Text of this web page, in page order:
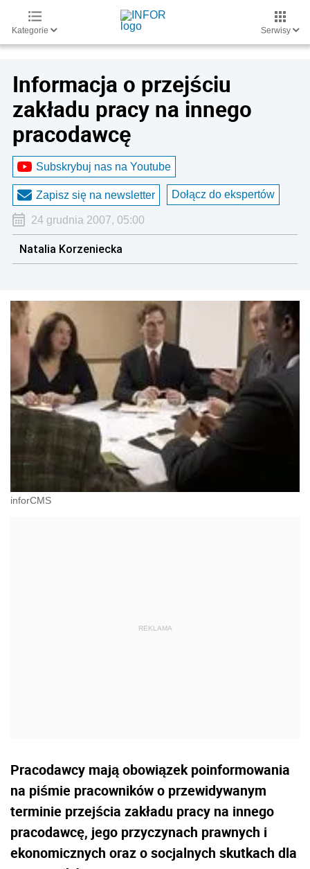
Kategorie Serwisy
Informacja o przejściu
zakładu pracy na innego
pracodawcę
Subskrybuj nas na Youtube
Zapisz się na newsletter Dołącz do ekspertów
24 grudnia 2007, 05:00
Natalia Korzeniecka
inforCMS
Pracodawcy mają obowiązek poinformowania
na piśmie pracowników o przewidywanym
terminie przejścia zakładu pracy na innego
pracodawcę, jego przyczynach prawnych i
ekonomicznych oraz o socjalnych skutkach dla